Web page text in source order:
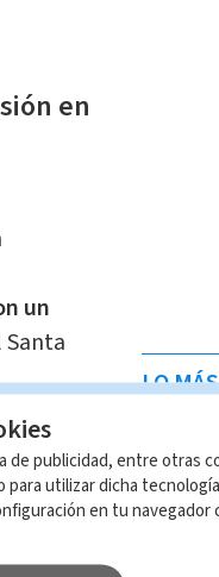
en
un
dos
LO
de publicidad, entre otras
utilizar dicha
en tu navegador